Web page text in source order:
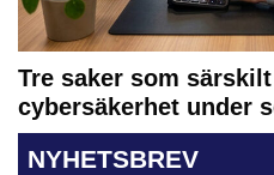
Tre saker som
cybersäkerhet under
NYHETSBREV